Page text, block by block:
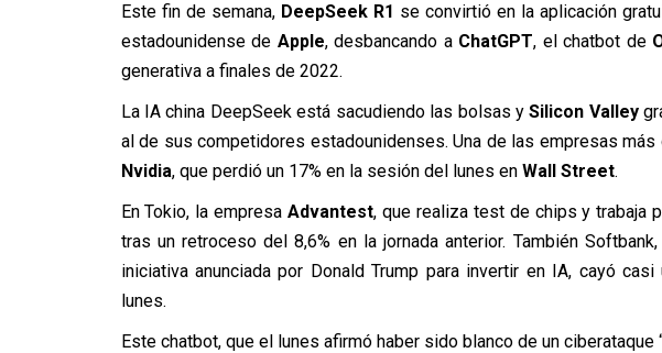
Este fin de semana, DeepSeek R1 se convirtió en la aplicación
estadounidense de Apple, desbancando a ChatGPT, el chatbot de
generativa a finales de 2022.
La IA china DeepSeek está sacudiendo las bolsas y Silicon Valley
al de sus competidores estadounidenses. Una de las empresas
Nvidia, que perdió un 17% en la sesión del lunes en Wall Street.
En Tokio, la empresaAdvantest, que realiza test de chips y trabaja
tras un retroceso del 8,6% en la jornada anterior. También
iniciativa anunciada por Donald Trump para invertir en IA, cayó
lunes.
Este chatbot, que el lunes afirmó haber sido blanco de un ciberataque